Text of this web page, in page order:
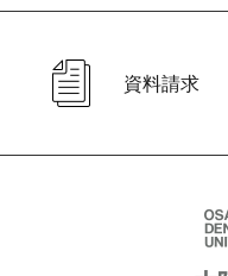
資料請求